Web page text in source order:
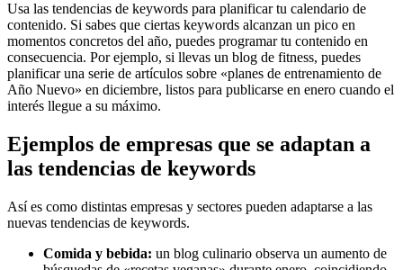
Usa las tendencias de keywords para planificar tu calendario de
contenido. Si sabes que ciertas keywords alcanzan un pico en
momentos concretos del año, puedes programar tu contenido en
consecuencia. Por ejemplo, si llevas un blog de fitness, puedes
planificar una serie de artículos sobre «planes de entrenamiento de
Año Nuevo» en diciembre, listos para publicarse en enero cuando el
interés llegue a su máximo.
Ejemplos de empresas que se adaptan a
las tendencias de keywords
Así es como distintas empresas y sectores pueden adaptarse a las
nuevas tendencias de keywords.
Comida y bebida: un blog culinario observa un aumento de